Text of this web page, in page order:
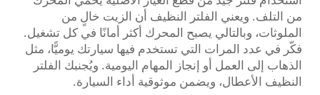
من التلف. ويعني الفلتر النظيف أن الزيت خالٍ من
الملوثات، وبالتالي يصبح المحرك أكثر أمانًا في كل تشغيل.
فكّر في عدد المرات التي تستخدم فيها سيارتك يوميًّا، مثل
الذهاب إلى العمل أو إنجاز المهام اليومية. ويُجنبك الفلتر
النظيف الأعطال، ويضمن موثوقية أداء السيارة.